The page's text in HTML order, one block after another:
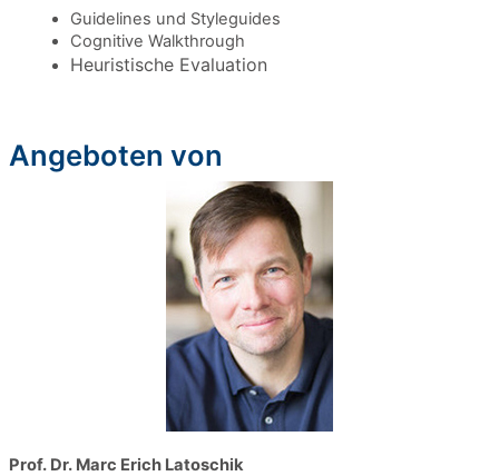
Guidelines und Styleguides
Cognitive Walkthrough
Heuristische Evaluation
Angeboten von
Prof. Dr. Marc Erich Latoschik